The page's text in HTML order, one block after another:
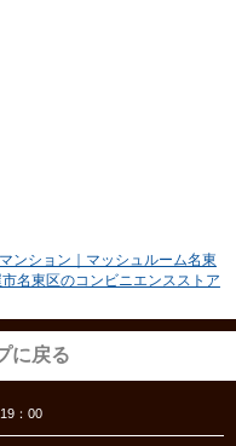
ンション｜マッシュルーム名東
名東区のコンビニエンスストア
に戻る
：00